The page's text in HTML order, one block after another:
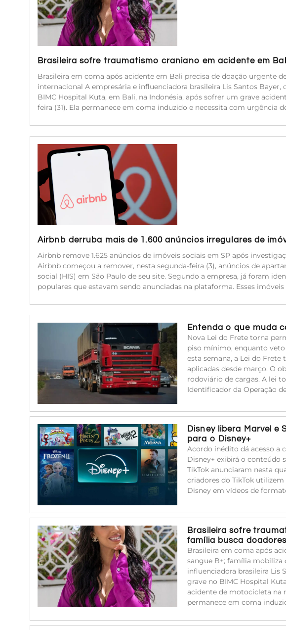
Brasileira sofre traumatismo craniano em acidente em
Brasileira em coma após acidente em Bali precisa de doação urgente
internacional A empresária e influenciadora brasileira Lis Santos Bayer,
BIMC Hospital Kuta, em Bali, na Indonésia, após sofrer um grave
feira (31). Ela permanece em coma induzido e necessita com urgência
Airbnb derruba mais de 1.600 anúncios irregulares de
Airbnb remove 1.625 anúncios de imóveis sociais em SP após
Airbnb começou a remover, nesta segunda-feira (3), anúncios de
social (HIS) em São Paulo de seu site. Segundo a empresa, já foram
populares que estavam sendo anunciadas na plataforma. Esses
Entenda o que muda
Nova Lei do Frete torna
piso mínimo, enquanto
esta semana, a Lei do
aplicadas desde março. O
rodoviário de cargas. A lei
Identificador da Operação
Disney libera Marvel e
para o Disney+
Acordo inédito dá acesso a
Disney+ exibirá o conteúdo
TikTok anunciaram nesta
criadores do TikTok utilizem
Disney em vídeos de
Brasileira sofre
família busca
Brasileira em coma após
sangue B+; família
influenciadora brasileira Lis
grave no BIMC Hospital
acidente de motocicleta na
permanece em coma